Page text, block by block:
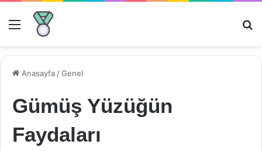
Menü
Anasayfa /Genel
Gümüş Yüzüğün
Faydaları